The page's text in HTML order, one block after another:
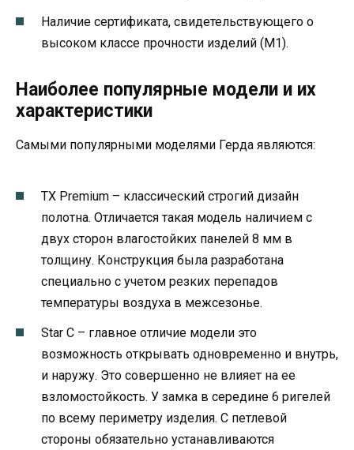
Наличие сертификата, свидетельствующего о
высоком классе прочности изделий (М1).
Наиболее популярные модели и их
характеристики
Самыми популярными моделями Герда являются:
TX Premium – классический строгий дизайн
полотна. Отличается такая модель наличием с
двух сторон влагостойких панелей 8 мм в
толщину. Конструкция была разработана
специально с учетом резких перепадов
температуры воздуха в межсезонье.
Star С – главное отличие модели это
возможность открывать одновременно и внутрь,
и наружу. Это совершенно не влияет на ее
взломостойкость. У замка в середине 6 ригелей
по всему периметру изделия. С петлевой
стороны обязательно устанавливаются